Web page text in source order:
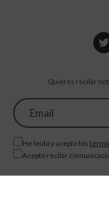
Quieres recibir
He leído y acepto los
Acepto recibir